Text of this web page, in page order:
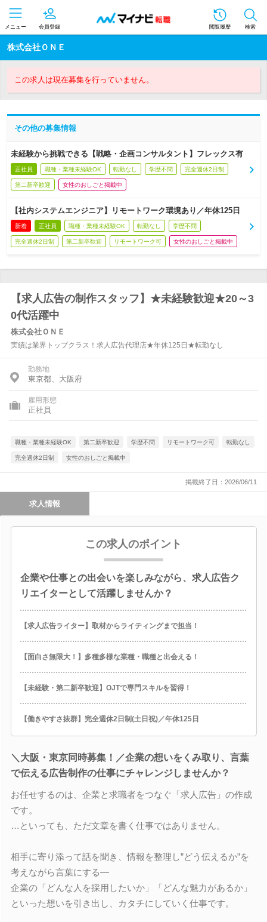
メニュー 会員登録 閲覧履歴 検索
株式会社ＯＮＥ
この求人は現在募集を行っていません。
その他の募集情報
未経験から挑戦できる【戦略・企画コンサルタント】フレックス有
正社員 職種・業種未経験OK 転勤なし 学歴不問 完全週休2日制
第二新卒歓迎 女性のおしごと掲載中
【社内システムエンジニア】リモートワーク環境あり／年休125日
新着 正社員 職種・業種未経験OK 転勤なし 学歴不問
完全週休2日制 第二新卒歓迎 リモートワーク可 女性のおしごと掲載中
【求人広告の制作スタッフ】★未経験歓迎★20～3
0代活躍中
株式会社ＯＮＥ
実績は業界トップクラス！求人広告代理店★年休125日★転勤なし
勤務地
東京都、大阪府
雇用形態
正社員
職種・業種未経験OK 第二新卒歓迎 学歴不問 リモートワーク可 転勤なし
完全週休2日制 女性のおしごと掲載中
掲載終了日：2026/06/11
求人情報
この求人のポイント
企業や仕事との出会いを楽しみながら、求人広告ク
リエイターとして活躍しませんか？
【求人広告ライター】取材からライティングまで担当！
【面白さ無限大！】多種多様な業種・職種と出会える！
【未経験・第二新卒歓迎】OJTで専門スキルを習得！
【働きやすさ抜群】完全週休2日制(土日祝)／年休125日
＼大阪・東京同時募集！／企業の想いをくみ取り、言葉
で伝える広告制作の仕事にチャレンジしませんか？
お任せするのは、企業と求職者をつなぐ「求人広告」の作成
です。
…といっても、ただ文章を書く仕事ではありません。
相手に寄り添って話を聞き、情報を整理し”どう伝えるか”を
考えながら言葉にする―
企業の「どんな人を採用したいか」「どんな魅力があるか」
といった想いを引き出し、カタチにしていく仕事です。